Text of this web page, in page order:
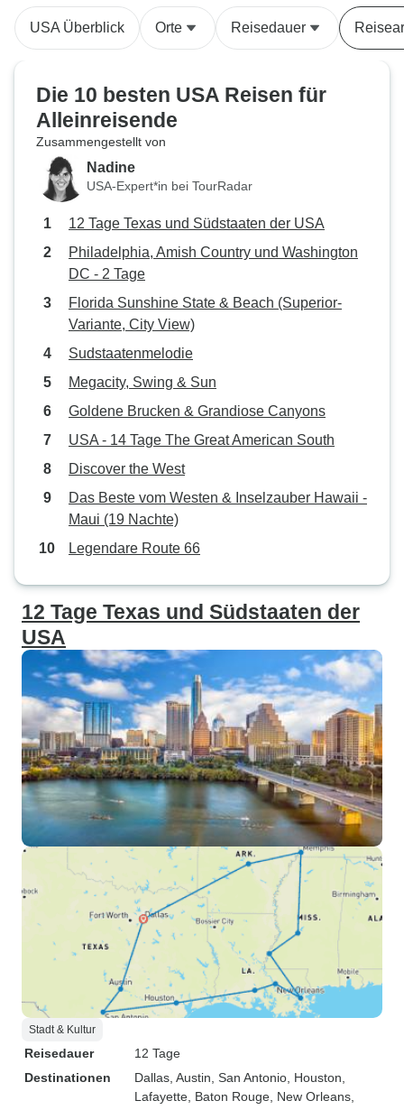
USA Überblick Orte Reisedauer
Die 10 besten USA Reisen für
Alleinreisende
Zusammengestellt von
Nadine
USA-Expert*in bei TourRadar
12 Tage Texas und Südstaaten der USA
Philadelphia, Amish Country und Washington
DC - 2 Tage
Florida Sunshine State & Beach (Superior-
Variante, City View)
Sudstaatenmelodie
Megacity, Swing & Sun
Goldene Brucken & Grandiose Canyons
USA - 14 Tage The Great American South
Discover the West
Das Beste vom Westen & Inselzauber Hawaii -
Maui (19 Nachte)
Legendare Route 66
12 Tage Texas und Südstaaten der
USA
Stadt & Kultur
Reisedauer
12 Tage
Destinationen
Dallas , Austin , San Antonio , Houston
Lafayette , Baton Rouge , New Orleans